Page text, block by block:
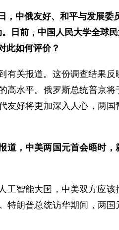
，中俄友好、和平与发展委
日前，中国人民大学全球
此如何评价？
有关报道。这份调查结果
高水平。俄罗斯总统普京
友好将更加深入人心，两
道，中美两国元首会晤时
工智能大国，中美双方应
特朗普总统访华期间，两